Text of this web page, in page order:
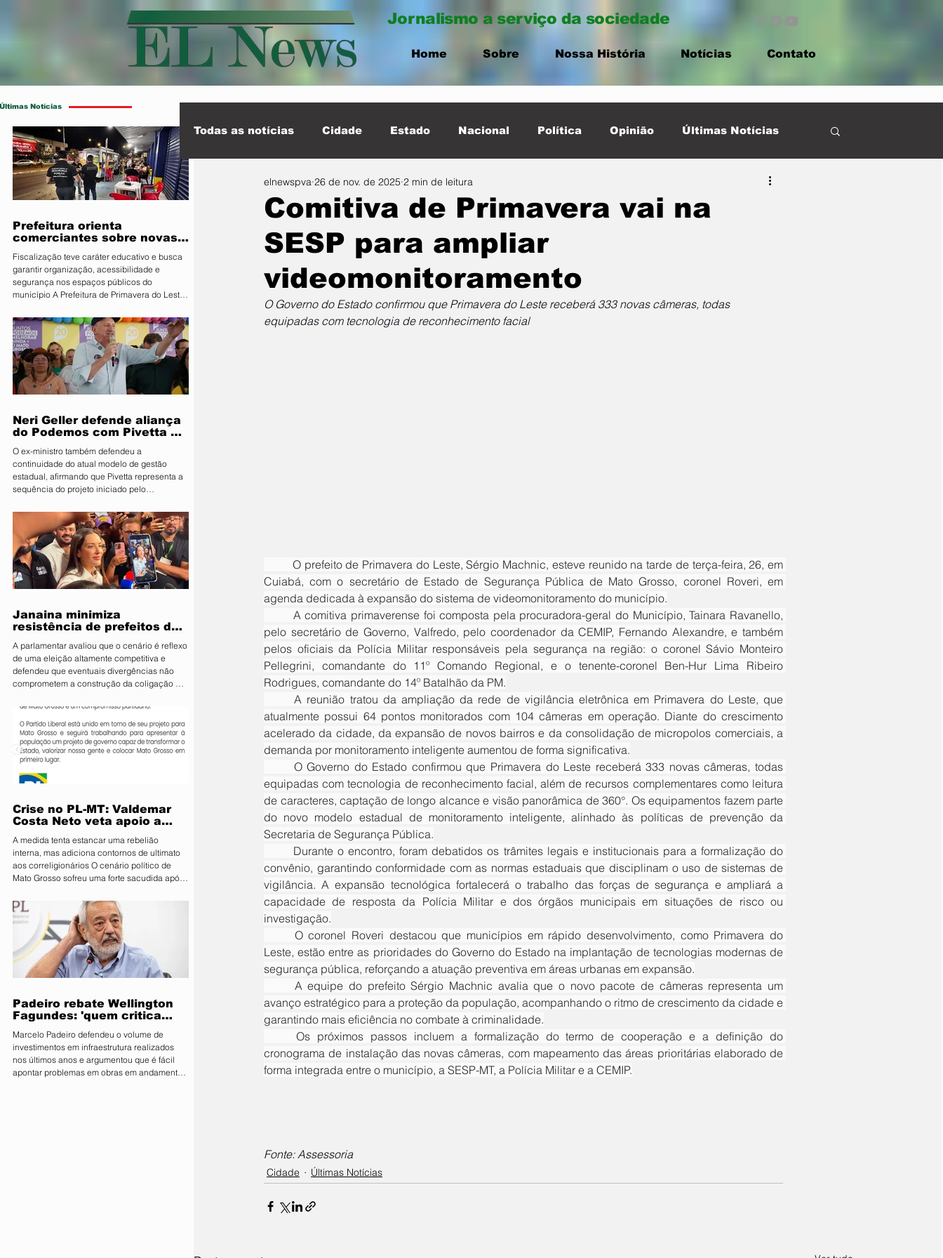
Jornalismo a serviço da sociedade
Home Sobre Nossa História Notícias Contato
Últimas Notícias
Prefeitura orienta
comerciantes sobre novas
trucks
Fiscalização teve caráter educativo e busca
garantir organização, acessibilidade e
segurança nos espaços públicos do
município A Prefeitura de Primavera do Leste,
Segurança Pública e Mobilidade Urbana, em
parceria com a Fiscalização de Obras e
Posturas, realizou uma ação de orientação
aos proprietários de food trucks e
comerciantes ambulantes na noite desta
sexta-feira (31), sobre as novas regras para
utilização de mesas e cadeiras em espa
Neri Geller defende aliança
do Podemos com Pivetta e
com esse acordo
O ex-ministro também defendeu a
continuidade do atual modelo de gestão
estadual, afirmando que Pivetta representa a
sequência do projeto iniciado pelo
deputado federal pelo Podemos, Neri Geller,
participa nesta terça-feira (4) da convenção
do Republicanos e afirmou acreditar que o
partido deve oficializar uma aliança com a
sigla para apoiar a candidatura do
governador Otaviano Pivetta ao Governo de
Mato Grosso. Ao lado do também candid
Janaina minimiza
resistência de prefeitos do
essencial para fortalecer
candidatura do MDB ao
Senado
A parlamentar avaliou que o cenário é reflexo
de uma eleição altamente competitiva e
defendeu que eventuais divergências não
comprometem a construção da coligação A
candidata ao Senado, minimizou nesta terça-
feira (4) a resistência de integrantes do PL à
aliança entre os dois partidos e afirmou que
as divergências são naturais diante da
disputa eleitoral. Segundo ela, o acordo é
estratégico para fortalecer o projeto do MDB
e ampliar
Crise no PL-MT: Valdemar
Costa Neto veta apoio a
punição
A medida tenta estancar uma rebelião
interna, mas adiciona contornos de ultimato
aos correligionários O cenário político de
Mato Grosso sofreu uma forte sacudida após
do Partido Liberal (PL). Em reunião de
emergência realizada em Brasília, o
presidente nacional da sigla, Valdemar Costa
Neto, determinou que prefeitos, vereadores e
parlamentares da legenda no estado estão
expressamente proibidos de manifestar apoio
público ou pedir v
Padeiro rebate Wellington
Fagundes: 'quem critica
que mostrar'
Marcelo Padeiro defendeu o volume de
investimentos em infraestrutura realizados
nos últimos anos e argumentou que é fácil
apontar problemas em obras em andamento
Todas as notícias Cidade Estado Nacional Política Opinião Últimas Notícias
Esporte Internacional Destaque Cidade
Comitiva de Primavera vai na
SESP para ampliar
videomonitoramento
elnewspva 26 de nov. de 2025 2 min de leitura
O Governo do Estado confirmou que Primavera do Leste receberá 333 novas câmeras, todas
equipadas com tecnologia de reconhecimento facial
Cuiabá, com o secretário de Estado de Segurança Pública de Mato Grosso, coronel Roveri, em
agenda dedicada à expansão do sistema de videomonitoramento do município.
pelo secretário de Governo, Valfredo, pelo coordenador da CEMIP, Fernando Alexandre, e também
pelos oficiais da Polícia Militar responsáveis pela segurança na região: o coronel Sávio Monteiro
Pellegrini, comandante do 11º Comando Regional, e o tenente-coronel Ben-Hur Lima Ribeiro
Rodrigues, comandante do 14º Batalhão da PM.
	A reunião tratou da ampliação da rede de vigilância eletrônica em Primavera do Leste, que
atualmente possui 64 pontos monitorados com 104 câmeras em operação. Diante do crescimento
acelerado da cidade, da expansão de novos bairros e da consolidação de micropolos comerciais, a
demanda por monitoramento inteligente aumentou de forma significativa.
equipadas com tecnologia de reconhecimento facial, além de recursos complementares como leitura
de caracteres, captação de longo alcance e visão panorâmica de 360°. Os equipamentos fazem parte
do novo modelo estadual de monitoramento inteligente, alinhado às políticas de prevenção da
Secretaria de Segurança Pública.
convênio, garantindo conformidade com as normas estaduais que disciplinam o uso de sistemas de
vigilância. A expansão tecnológica fortalecerá o trabalho das forças de segurança e ampliará a
capacidade de resposta da Polícia Militar e dos órgãos municipais em situações de risco ou
investigação.
Leste, estão entre as prioridades do Governo do Estado na implantação de tecnologias modernas de
segurança pública, reforçando a atuação preventiva em áreas urbanas em expansão.
avanço estratégico para a proteção da população, acompanhando o ritmo de crescimento da cidade e
garantindo mais eficiência no combate à criminalidade.
cronograma de instalação das novas câmeras, com mapeamento das áreas prioritárias elaborado de
forma integrada entre o município, a SESP-MT, a Polícia Militar e a CEMIP.
Fonte: Assessoria
Cidade Últimas Notícias